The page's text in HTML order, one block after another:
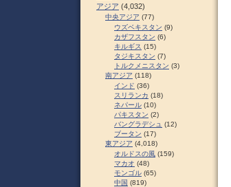
アジア (4,032)
中央アジア (77)
ウズベキスタン (9)
カザフスタン (6)
キルギス (15)
タジキスタン (7)
トルクメニスタン (3)
南アジア (118)
インド (36)
スリランカ (18)
ネパール (10)
パキスタン (2)
バングラデシュ (12)
ブータン (17)
東アジア (4,018)
オルドスの風 (159)
マカオ (48)
モンゴル (65)
中国 (819)